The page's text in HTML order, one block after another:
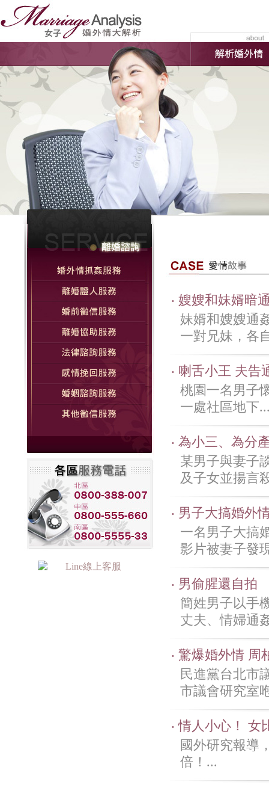
‧ 嫂嫂和妹婿暗
妹婿和嫂嫂通
一對兄妹，各
‧ 喇舌小王 夫告
桃園一名男子
一處社區地下
‧ 為小三、為分
某男子與妻子
及子女並揚言
‧ 男子大搞婚外
一名男子大搞
影片被妻子發
‧ 男偷腥還自拍
簡姓男子以手
丈夫、情婦通
‧ 驚爆婚外情 周
民進黨台北市
市議會研究室
‧ 情人小心！ 女
國外研究報導
倍！...